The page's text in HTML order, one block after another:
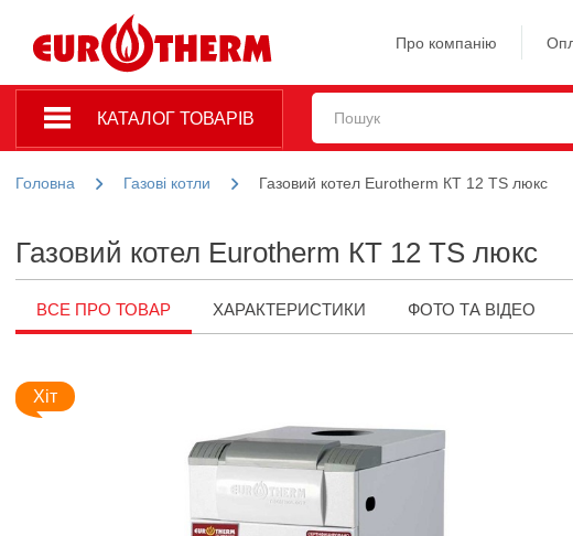
Про компанію
КАТАЛОГ ТОВАРІВ
Головна Газові котли Газовий котел Eurotherm КТ 12 TS люкс
Газовий котел Eurotherm КТ 12 TS люкс
ВСЕ ПРО ТОВАР ХАРАКТЕРИСТИКИ ФОТО ТА ВІДЕО
Хіт